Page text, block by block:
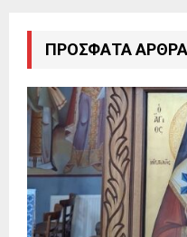
ΠΡΌΣΦΑΤΑ ΆΡΘΡΑ